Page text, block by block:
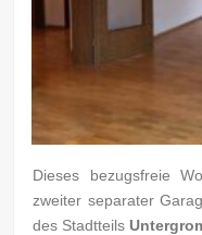
Dieses bezugsfreie
zweiter separater
des Stadtteils